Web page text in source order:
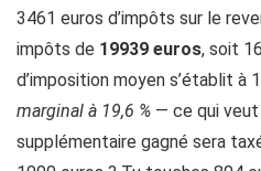
3461 euros d’impôts sur le
impôts de 19939 euros, soit
d’imposition moyen s’établit à
marginal à 19,6 % — ce qui veut
supplémentaire gagné sera